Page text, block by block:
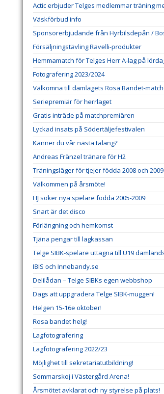
Actic erbjuder Telges medlemmar träning
Väskförbud info
Sponsorerbjudande från Hyrbilsdepån /
Försäljningstävling Ravelli-produkter
Hemmamatch för Telges Herr A-lag på
Fotografering 2023/2024
Välkomna till damlagets Rosa Bandet-
Seriepremiär för herrlaget
Gratis inträde på matchpremiären
Lyckad insats på Södertäljefestivalen
Känner du vår nästa talang?
Andreas Fränzel tränare för H2
Träningsläger för tjejer födda 2008 och 2009
Välkommen på årsmöte!
HJ söker nya spelare födda 2005-2009
Snart är det disco
Förlängning och hemkomst
Tjäna pengar till lagkassan
Telge SIBK-spelare uttagna till U19
IBIS och Innebandy.se
Delilådan – Telge SIBKs egen webbshop
Dags att uppgradera Telge SIBK-muggen!
Helgen 15-16e oktober!
Rosa bandet helg!
Lagfotografering
Lagfotografering 2022/23
Möjlighet till sekretariatutbildning!
Sommarskoj i Västergård Arena!
Årsmötet avklarat och ny styrelse på plats!